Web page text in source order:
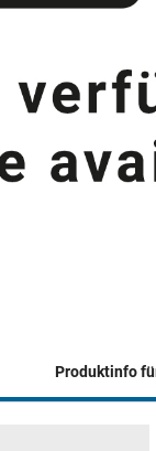
Produktinfo